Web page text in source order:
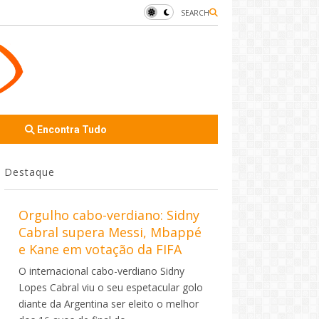
SEARCH
Encontra Tudo
Destaque
Orgulho cabo-verdiano: Sidny
Cabral supera Messi, Mbappé
e Kane em votação da FIFA
O internacional cabo-verdiano Sidny
Lopes Cabral viu o seu espetacular golo
diante da Argentina ser eleito o melhor